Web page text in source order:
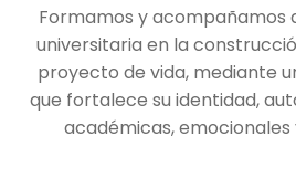
Formamos y acompañamos
universitaria en la
proyecto de vida, mediante
que fortalece su identidad,
académicas, emocionales